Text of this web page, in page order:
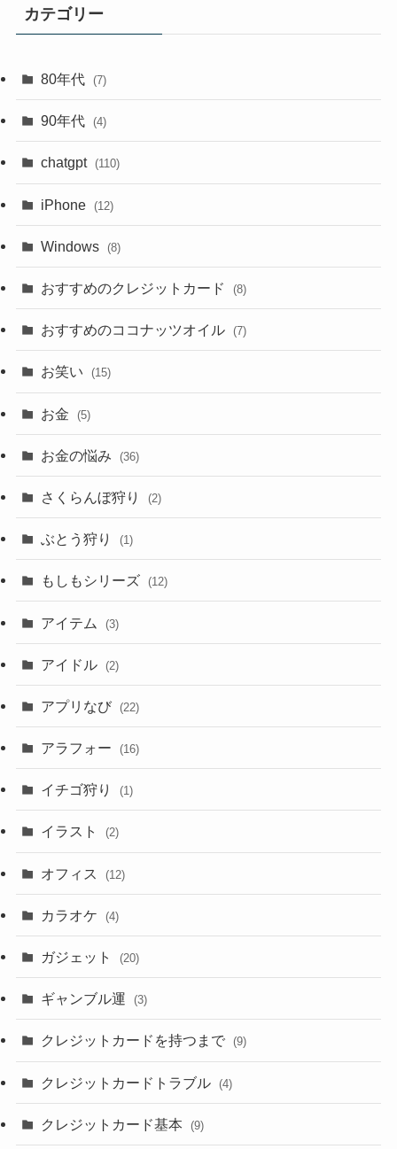
カテゴリー
80年代 (7)
90年代 (4)
chatgpt (110)
iPhone (12)
Windows (8)
おすすめのクレジットカード (8)
おすすめのココナッツオイル (7)
お笑い (15)
お金 (5)
お金の悩み (36)
さくらんぼ狩り (2)
ぶとう狩り (1)
もしもシリーズ (12)
アイテム (3)
アイドル (2)
アプリなび (22)
アラフォー (16)
イチゴ狩り (1)
イラスト (2)
オフィス (12)
カラオケ (4)
ガジェット (20)
ギャンブル運 (3)
クレジットカードを持つまで (9)
クレジットカードトラブル (4)
クレジットカード基本 (9)